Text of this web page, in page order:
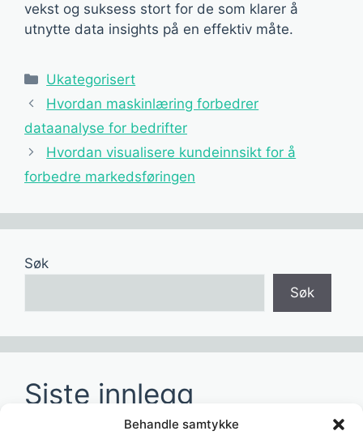
Behandle samtykke
vekst og suksess stort for de som klarer å
utnytte data insights på en effektiv måte.
Kategorier
Ukategorisert
Hvordan maskinlæring forbedrer
dataanalyse for bedrifter
Hvordan visualisere kundeinnsikt for å
forbedre markedsføringen
Søk
Søk
Siste innlegg